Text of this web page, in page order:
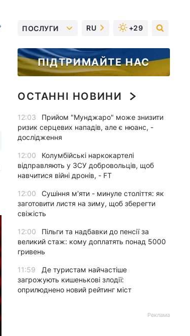
ПОСЛУГИ RU +29
ПІДТРИМАЙТЕ НАС
ОСТАННІ НОВИНИ
12:03
Прийом "Мунджаро" може знизити
ризик серцевих нападів, але є нюанс, -
дослідження
12:00
Колумбійські наркокартелі
відправляють у ЗСУ добровольців, щоб
навчитися війні дронів, - FT
12:00
Сушіння м'яти - минуле століття: як
заготовити листя на зиму, щоб зберегти
свіжість
12:00
Пільги та надбавки до пенсії за
великий стаж: кому доплатять понад 5000
гривень
11:59
Де туристам найчастіше
загрожують кишенькові злодії:
оприлюднено новий рейтинг міст
Реклама